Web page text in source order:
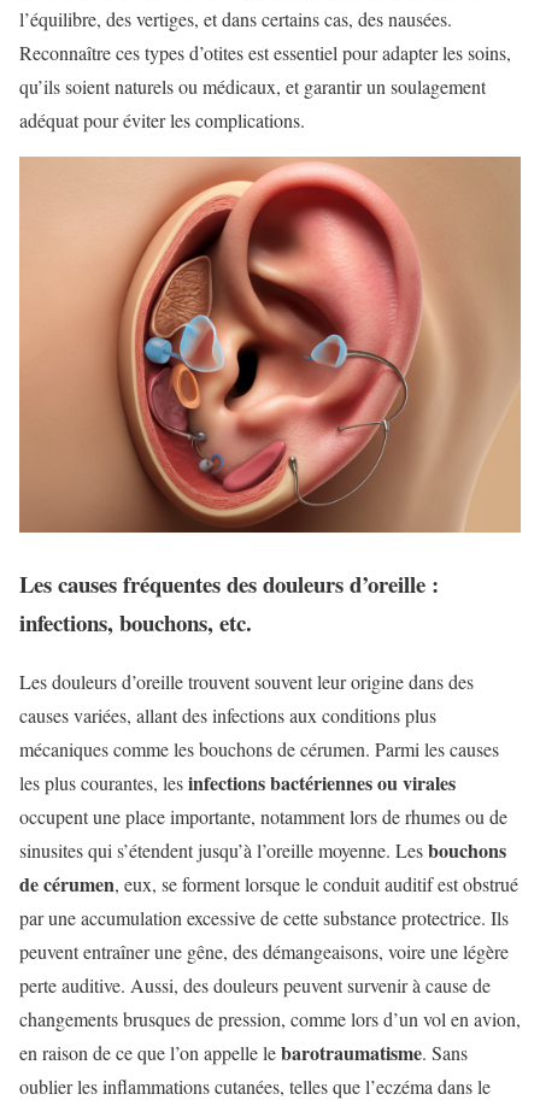
l’équilibre, des vertiges, et dans certains cas, des nausées.
Reconnaître ces types d’otites est essentiel pour adapter les soins,
qu’ils soient naturels ou médicaux, et garantir un soulagement
adéquat pour éviter les complications.
Les causes fréquentes des douleurs d’oreille :
infections, bouchons, etc.
Les douleurs d’oreille trouvent souvent leur origine dans des
causes variées, allant des infections aux conditions plus
mécaniques comme les bouchons de cérumen. Parmi les causes
les plus courantes, lesinfections bactériennes ou virales
occupent une place importante, notamment lors de rhumes ou de
sinusites qui s’étendent jusqu’à l’oreille moyenne. Lesbouchons
de cérumen, eux, se forment lorsque le conduit auditif est obstrué
par une accumulation excessive de cette substance protectrice. Ils
peuvent entraîner une gêne, des démangeaisons, voire une légère
perte auditive. Aussi, des douleurs peuvent survenir à cause de
changements brusques de pression, comme lors d’un vol en avion,
en raison de ce que l’on appelle lebarotraumatisme. Sans
oublier les inflammations cutanées, telles que l’eczéma dans le